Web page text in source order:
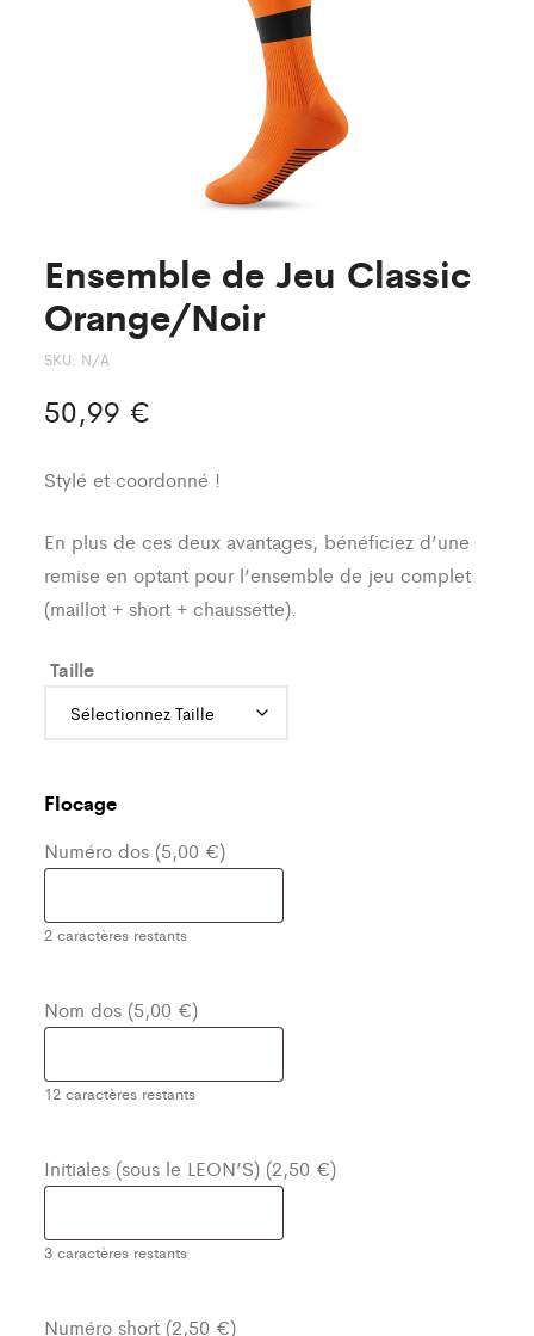
Ensemble de Jeu Classic
Orange/Noir
SKU: N/A
50,99 €
Stylé et coordonné !
En plus de ces deux avantages, bénéficiez d’une
remise en optant pour l’ensemble de jeu complet
(maillot + short + chaussette).
Taille
Flocage
Numéro dos (5,00 €)
2 caractères restants
Nom dos (5,00 €)
12 caractères restants
Initiales (sous le LEON’S) (2,50 €)
3 caractères restants
Numéro short (2,50 €)